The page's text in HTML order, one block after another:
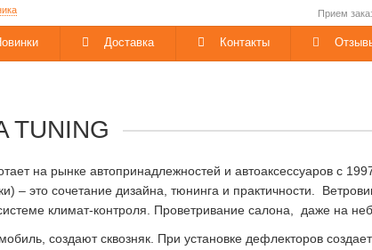
Прием
Доставка Контакты
TUNING
на рынке автопринадлежностей и автоаксессуаров с
– это сочетание дизайна, тюнинга и практичности.
климат-контроля. Проветривание салона, даже на
создают сквозняк. При установке дефлекторов